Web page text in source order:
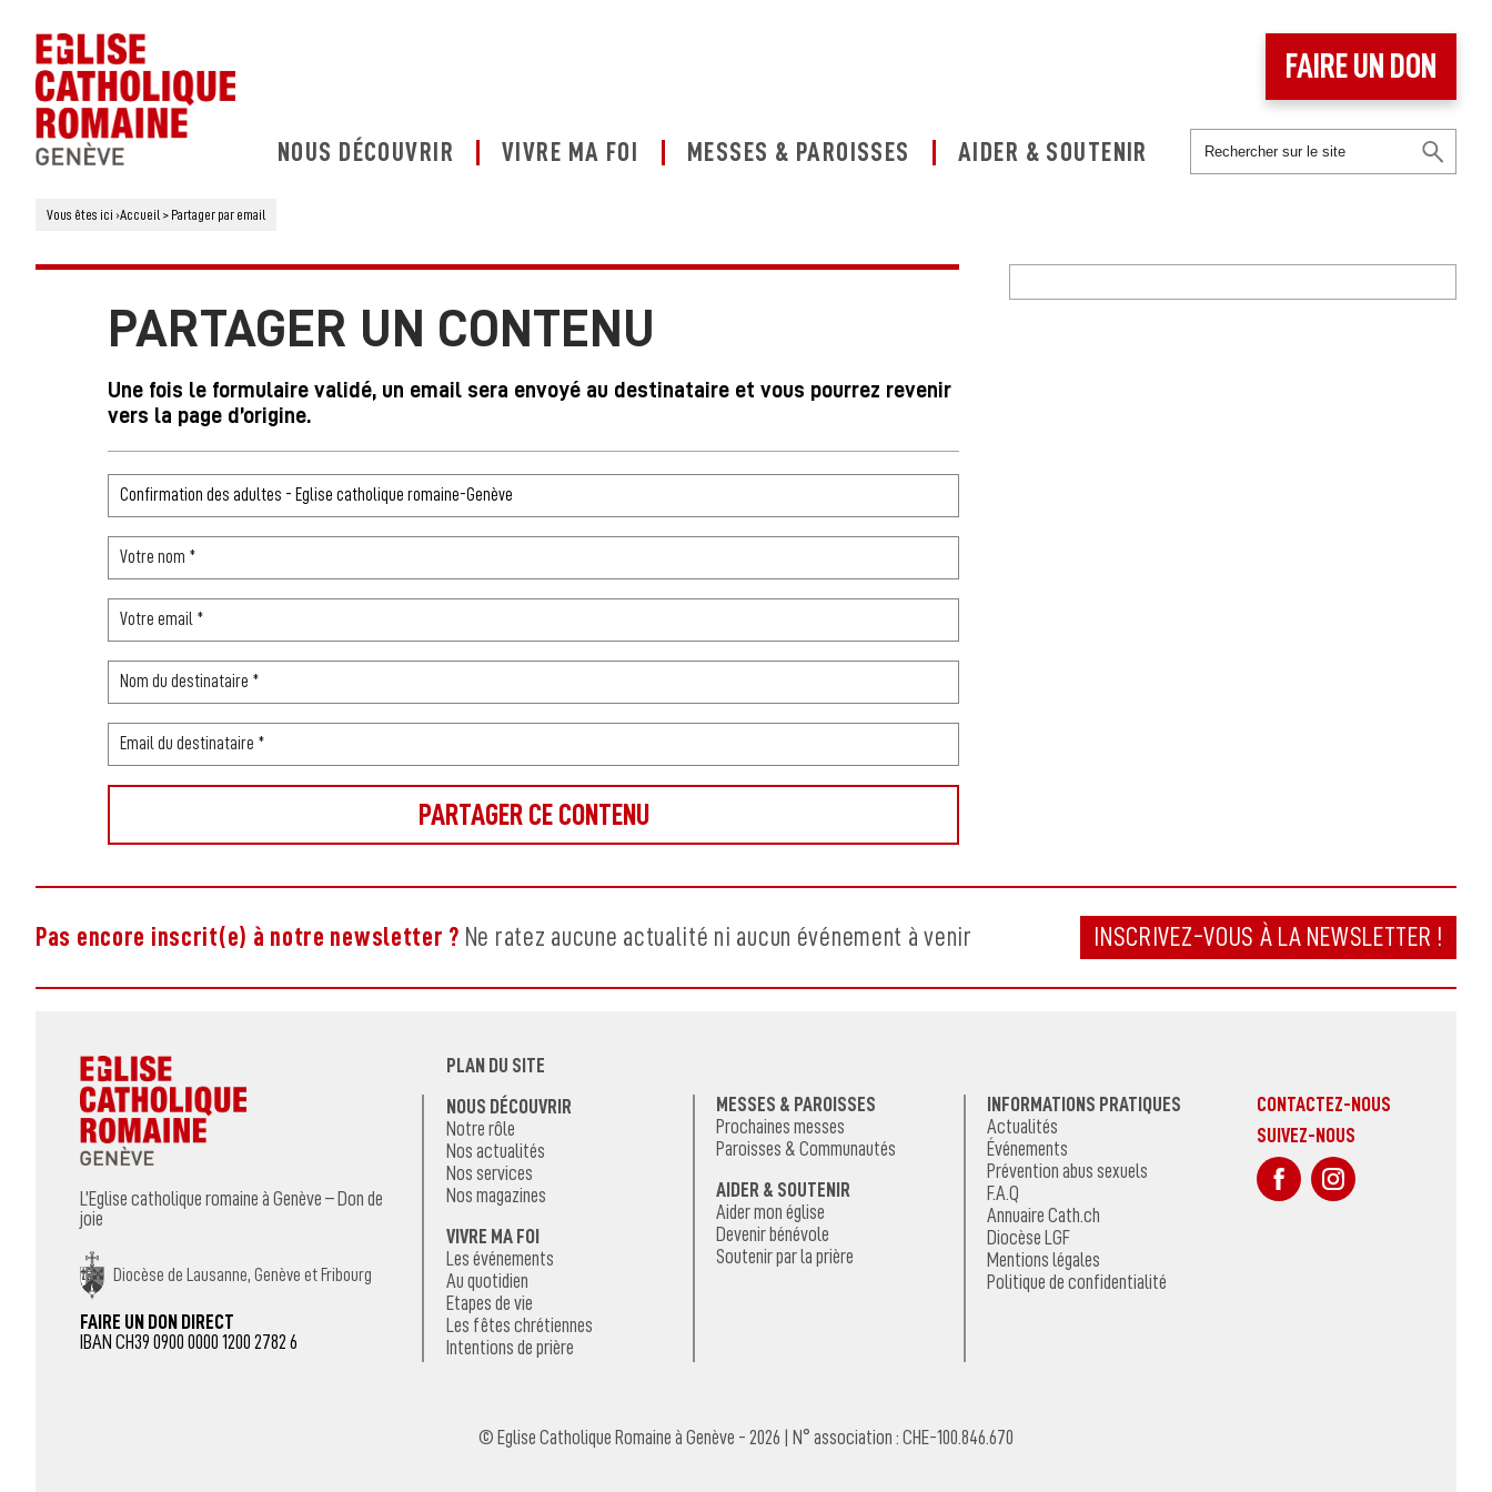
NOUS DÉCOUVRIR VIVRE MA FOI MESSES & PAROISSES AIDER & SOUTENIR
FAIRE UN DON
Vous êtes ici ›Accueil > Partager par email
PARTAGER UN CONTENU
Une fois le formulaire validé, un email sera envoyé au destinataire et vous pourrez revenir
vers la page d’origine.
Pas encore inscrit(e) à notre newsletter ? Ne ratez aucune actualité ni aucun événement à venir INSCRIVEZ-VOUS À LA NEWSLETTER !
L’Eglise catholique romaine à Genève – Don de
joie
Diocèse de Lausanne, Genève et Fribourg
FAIRE UN DON DIRECT
IBAN CH39 0900 0000 1200 2782 6
PLAN DU SITE
NOUS DÉCOUVRIR
Notre rôle
Nos actualités
Nos services
Nos magazines
VIVRE MA FOI
Les événements
Au quotidien
Etapes de vie
Les fêtes chrétiennes
Intentions de prière
MESSES & PAROISSES
Prochaines messes
Paroisses & Communautés
AIDER & SOUTENIR
Aider mon église
Devenir bénévole
Soutenir par la prière
INFORMATIONS PRATIQUES
Actualités
Événements
Prévention abus sexuels
F.A.Q
Annuaire Cath.ch
Diocèse LGF
Mentions légales
Politique de confidentialité
CONTACTEZ-NOUS
SUIVEZ-NOUS
sur Facebook
© Eglise Catholique Romaine à Genève - 2026 | N° association : CHE-100.846.670